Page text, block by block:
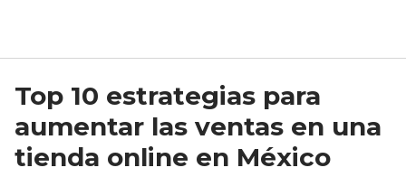
Top 10 estrategias para
aumentar las ventas en una
tienda online en México